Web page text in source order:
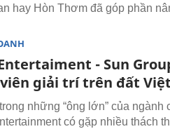
hay Hòn Thơm đã góp phần
- Sun
giải trí trên đất Việt
những “ông lớn” của
có gặp nhiều thách